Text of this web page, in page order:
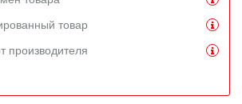
товар
производителя